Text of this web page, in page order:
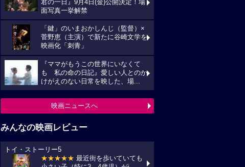
君の一日』9月4日(金)公開決定！場
面写真一挙解禁
「鍵」のいまおかしんじ（監督）×
菅野恵（主演）で新たに谷崎文学を
映画化「刺青」
『ママがもうこの世界にいなくて
も 私の命の日記』愛しい人とのか
けがえのない日常を映した、場...
映画ニュースへ
みんなの映画レビュー
トイ・ストーリー5
★★★★★ 最近街を歩いていても